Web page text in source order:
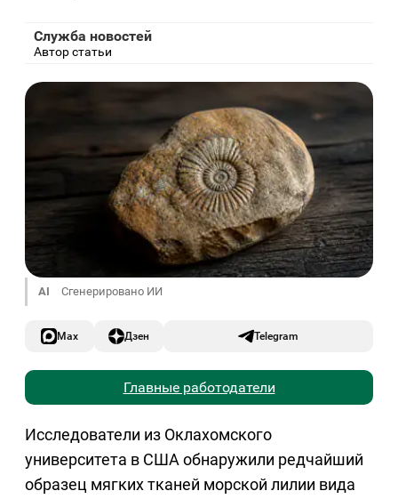
Служба новостей
Автор статьи
AI Сгенерировано ИИ
Max Дзен Telegram
Главные работодатели
Исследователи из Оклахомского
университета в США обнаружили редчайший
образец мягких тканей морской лилии вида